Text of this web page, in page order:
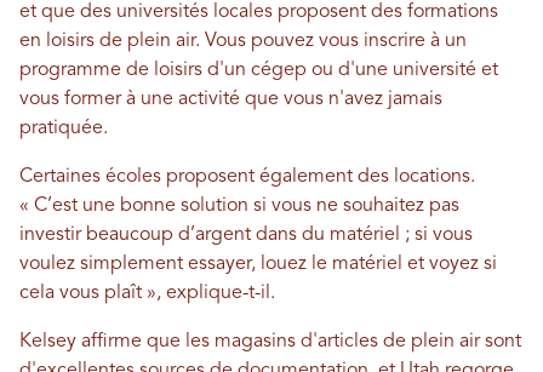
et que des universités locales proposent des formations
en loisirs de plein air. Vous pouvez vous inscrire à un
programme de loisirs d'un cégep ou d'une université et
vous former à une activité que vous n'avez jamais
pratiquée.
Certaines écoles proposent également des locations.
« C’est une bonne solution si vous ne souhaitez pas
investir beaucoup d’argent dans du matériel ; si vous
voulez simplement essayer, louez le matériel et voyez si
cela vous plaît », explique-t-il.
Kelsey affirme que les magasins d'articles de plein air sont